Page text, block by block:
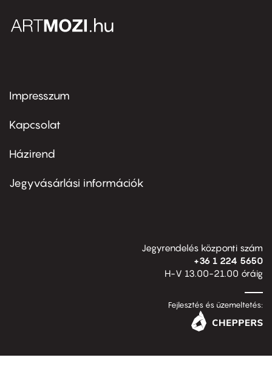
Footer
first
Impresszum
Kapcsolat
Footer
second
Házirend
Jegyvásárlási információk
Jegyrendelés központi szám
+36 1 224 5650
H-V 13.00-21.00 óráig
Fejlesztés és üzemeltetés: